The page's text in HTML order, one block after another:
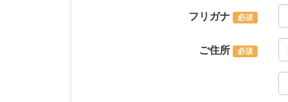
フリガナ
ご住所